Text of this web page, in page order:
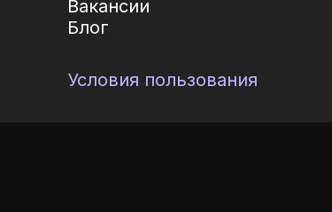
Вакансии
Блог
Условия пользования